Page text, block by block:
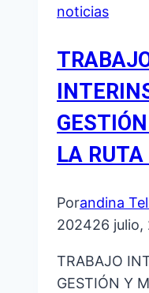
noticias
LA
Porandina
202426 julio,
TRABAJO
GESTIÓN Y